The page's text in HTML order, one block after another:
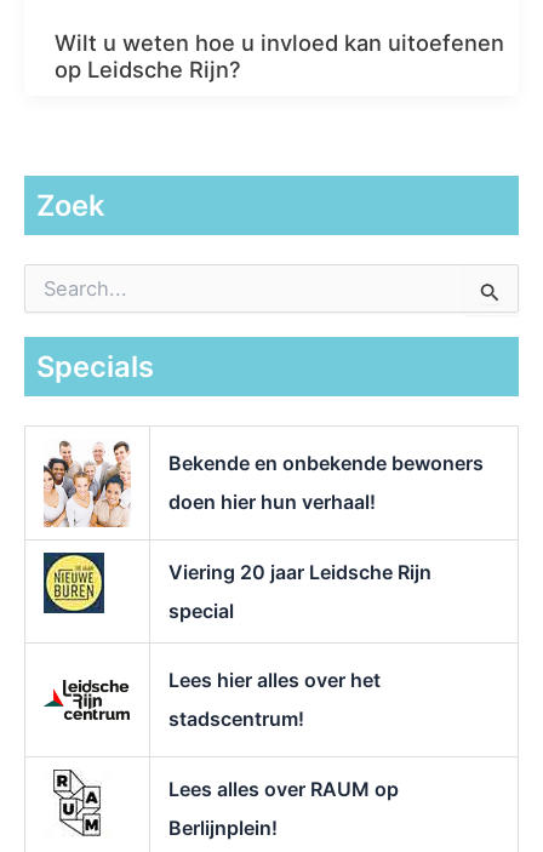
Wilt u weten hoe u invloed kan uitoefenen
op Leidsche Rijn?
Zoek
a
Specials
Bekende en onbekende bewoners
doen hier hun verhaal!
Viering 20 jaar Leidsche Rijn
special
Lees hier alles over het
stadscentrum!
Lees alles over RAUM op
Berlijnplein!